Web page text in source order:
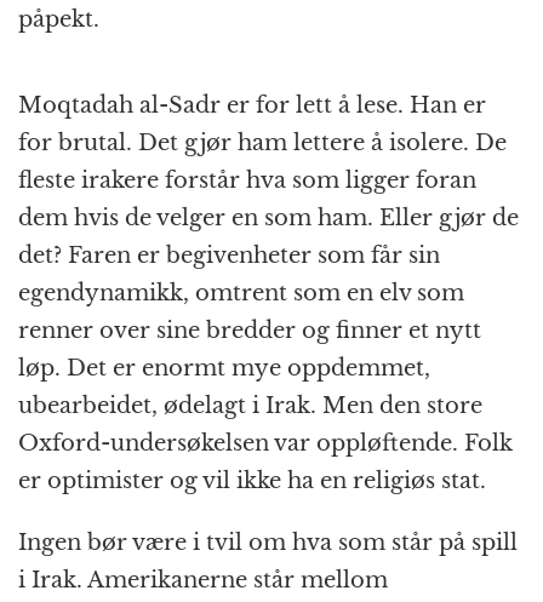
påpekt.
Moqtadah al-Sadr er for lett å lese. Han er
for brutal. Det gjør ham lettere å isolere. De
fleste irakere forstår hva som ligger foran
dem hvis de velger en som ham. Eller gjør de
det? Faren er begivenheter som får sin
egendynamikk, omtrent som en elv som
renner over sine bredder og finner et nytt
løp. Det er enormt mye oppdemmet,
ubearbeidet, ødelagt i Irak. Men den store
Oxford-undersøkelsen var oppløftende. Folk
er optimister og vil ikke ha en religiøs stat.
Ingen bør være i tvil om hva som står på spill
i Irak. Amerikanerne står mellom